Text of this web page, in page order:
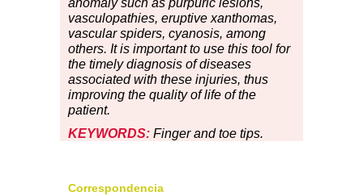
anomaly such as purpuric lesions,
vasculopathies, eruptive xanthomas,
vascular spiders, cyanosis, among
others. It is important to use this tool for
the timely diagnosis of diseases
associated with these injuries, thus
improving the quality of life of the
patient.
KEYWORDS: Finger and toe tips.
Correspondencia